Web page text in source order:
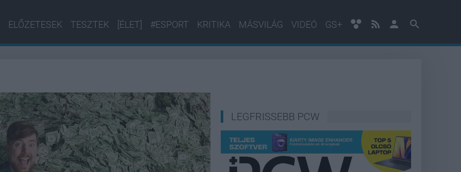
ELŐZETESEK TESZTEK [ÉLET] #ESPORT KRITIKA MÁSVILÁG VIDEÓ GS+
LEGFRISSEBB PCW